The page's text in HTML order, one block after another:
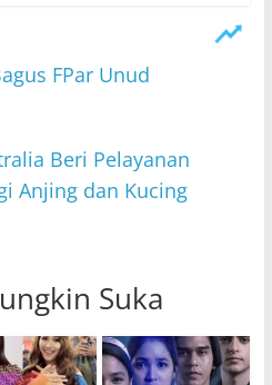
FPar Unud
Beri Pelayanan
Anjing dan Kucing
Suka